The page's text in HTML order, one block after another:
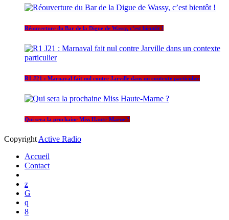
Réouverture du Bar de la Digue de Wassy, c’est bientôt !
R1 J21 : Marnaval fait nul contre Jarville dans un contexte particulier
Qui sera la prochaine Miss Haute-Marne ?
CopyrightActive Radio
Accueil
Contact